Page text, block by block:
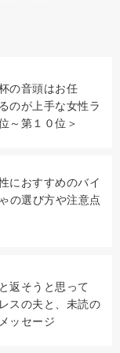
の音頭はお任
のが上手な女性ラ
～第１０位＞
におすすめのバイ
の選び方や注意点
返そうと思って
スの夫と、未読の
ッセージ